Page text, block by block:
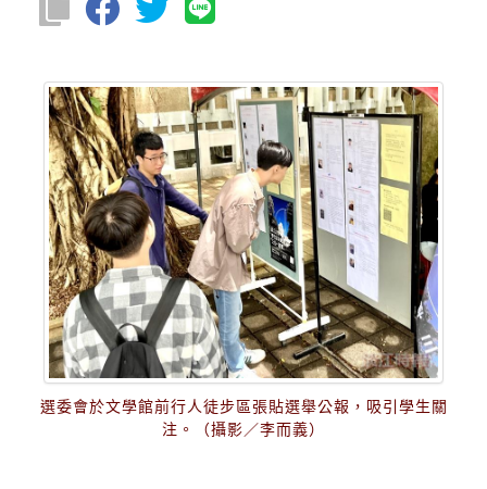
選委會於文學館前行人徒步區張貼選舉公報，吸引學生關
注。（攝影／李而義）